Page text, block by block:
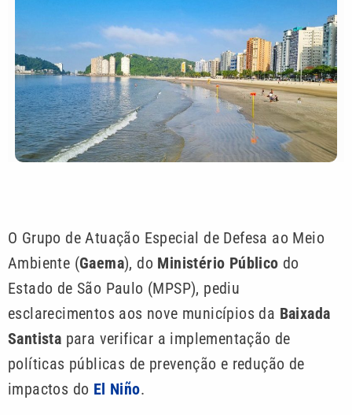
O Grupo de Atuação Especial de Defesa ao Meio
Ambiente (Gaema), do Ministério Público do
Estado de São Paulo (MPSP), pediu
esclarecimentos aos nove municípios da Baixada
Santista para verificar a implementação de
políticas públicas de prevenção e redução de
impactos do El Niño.